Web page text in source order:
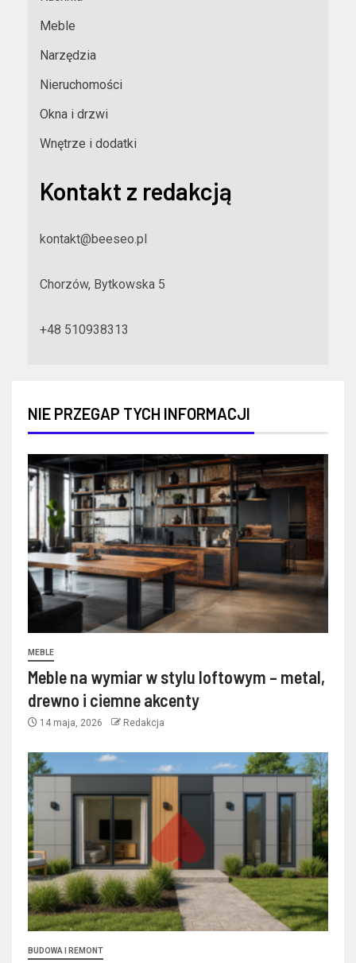
Meble
Narzędzia
Nieruchomości
Okna i drzwi
Wnętrze i dodatki
Kontakt z redakcją
kontakt@beeseo.pl
Chorzów, Bytkowska 5
+48 510938313
NIE PRZEGAP TYCH INFORMACJI
MEBLE
Meble na wymiar w stylu loftowym – metal,
drewno i ciemne akcenty
14 maja, 2026 Redakcja
BUDOWA I REMONT